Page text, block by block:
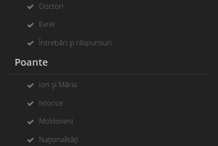
Doctori
Evrei
Întrebări și răspunsuri
Poante
Ion și Măria
Istorice
Moldoveni
Naționalități